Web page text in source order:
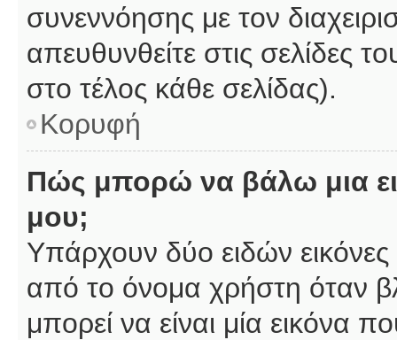
συνεννόησης με τον
απευθυνθείτε στις
στο τέλος κάθε σελίδας).
Κορυφή
Πώς μπορώ να βάλω μια
μου;
Υπάρχουν δύο ειδών
από το όνομα χρήστη όταν
μπορεί να είναι μία εικόνα